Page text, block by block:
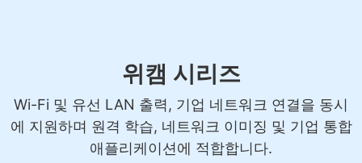
위캠 시리즈
Wi-Fi 및 유선 LAN 출력, 기업 네트워크 연결을 동시
에 지원하며 원격 학습, 네트워크 이미징 및 기업 통합
애플리케이션에 적합합니다.